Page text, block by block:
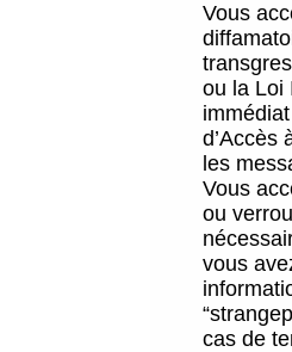
Vous
ou la Loi
d’Accès
les
Vous
ou
vous
cas de